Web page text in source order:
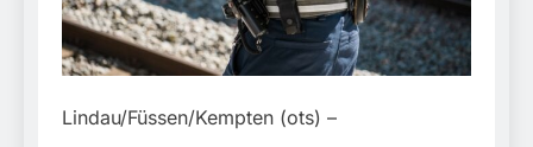
Beinahekollision an
Bahnübergang in Aubing
/ Bundespolizei ermittelt
Eingriffs in den
5. August 2026
Lindau/Füssen/Kempten (ots) –